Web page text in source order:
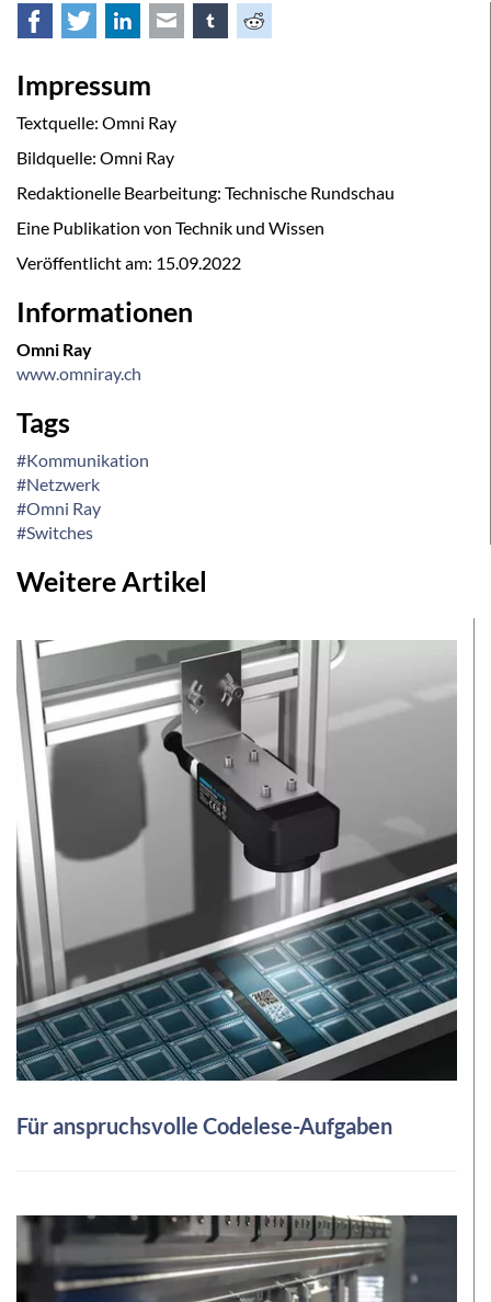
Facebook
TwitterLinkedInE-mail tumblrReddit
Impressum
Textquelle: Omni Ray
Bildquelle: Omni Ray
Redaktionelle Bearbeitung: Technische Rundschau
Eine Publikation von Technik und Wissen
Veröffentlicht am: 15.09.2022
Informationen
Omni Ray
www.omniray.ch
Tags
#Kommunikation
#Netzwerk
#Omni Ray
#Switches
Weitere Artikel
Für anspruchsvolle Codelese-Aufgaben